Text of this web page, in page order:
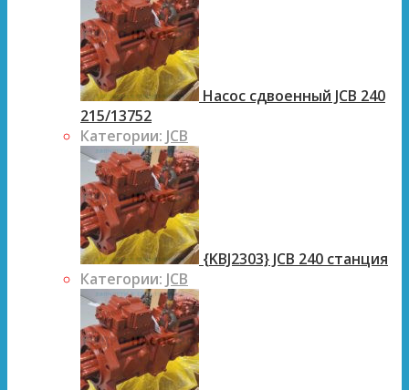
Насос сдвоенный JCB 240
215/13752
Категории: JCB
{KBJ2303} JCB 240 станция
Категории: JCB